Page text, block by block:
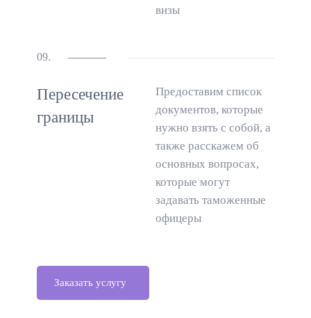
визы
09.
Пересечение
границы
Предоставим список
документов, которые
нужно взять с собой, а
также расскажем об
основных вопросах,
которые могут
задавать таможенные
офицеры
Заказать услугу